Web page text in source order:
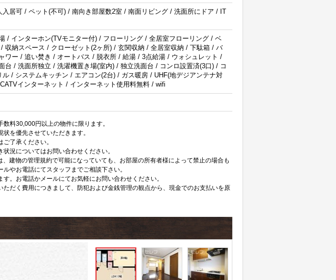
入居可 / ペット(不可) / 南向き部屋数2室 / 南面リビング / 洗面所にドア / IT
/ インターホン(TVモニター付) / フローリング / 全居室フローリング / ベ
収納スペース / クローゼット(2ヶ所) / 玄関収納 / 全居室収納 / 下駄箱 / バ
ワー / 追い焚き / オートバス / 脱衣所 / 給湯 / 3点給湯 / ウォシュレット /
台 / 洗面所独立 / 洗濯機置き場(室内) / 独立洗面台 / コンロ設置済(3口) / コ
ル / システムキッチン / エアコン(2台) / ガス暖房 / UHF(地デジアンテナ対
インターネット / インターネット使用料無料 / wifi
料30,000円以上の物件に限ります。
を優先させていただきます。
了承ください。
況についてはお問い合わせください。
建物の管理規約で可能になっていても、お部屋の所有者様によって禁止の場合も
やお電話にてスタッフまでご相談下さい。
。お電話かメールにてお気軽にお問い合わせください。
だく費用につきまして、防犯および金銭管理の観点から、現金でのお支払いを原